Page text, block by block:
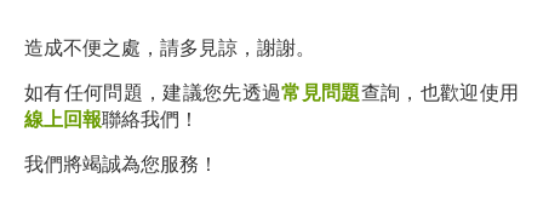
造成不便之處，請多見諒，謝謝。
如有任何問題，建議您先透過常見問題查詢，也歡迎使用
線上回報聯絡我們！
我們將竭誠為您服務！